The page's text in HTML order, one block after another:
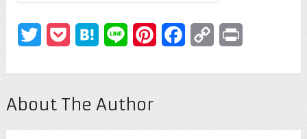
TwitterPocketHatenaLine PinterestFacebook
Copy
About The Author